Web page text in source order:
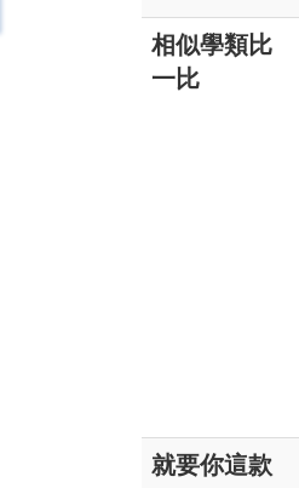
相似學類比
一比
就要你這款